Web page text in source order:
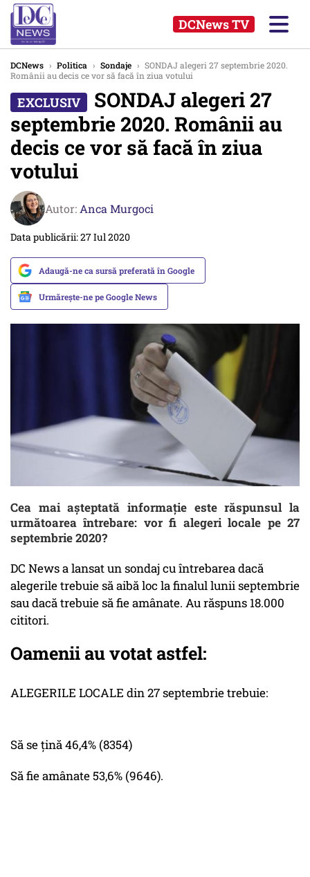
DCNews TV
DCNews › Politica › Sondaje › SONDAJ alegeri 27 septembrie 2020.
Românii au decis ce vor să facă în ziua votului
SONDAJ alegeri 27
septembrie 2020. Românii au
decis ce vor să facă în ziua
votului
Autor: Anca Murgoci
Data publicării: 27 Iul 2020
Adaugă-ne ca sursă preferată în Google
Urmărește-ne pe Google News
Cea mai așteptată informație este răspunsul la
următoarea întrebare: vor fi alegeri locale pe 27
septembrie 2020?
DC News a lansat un sondaj cu întrebarea dacă
alegerile trebuie să aibă loc la finalul lunii septembrie
sau dacă trebuie să fie amânate. Au răspuns 18.000
cititori.
Oamenii au votat astfel:
ALEGERILE LOCALE din 27 septembrie trebuie:
Să se țină 46,4% (8354)
Să fie amânate 53,6% (9646).